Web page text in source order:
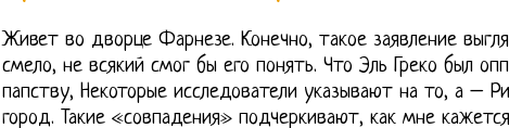
Живет во дворце Фарнезе. Конечно, такое заявление
смело, не всякий смог бы его понять. Что Эль Греко был
папству, Некоторые исследователи указывают на то, а –
город. Такие «совпадения» подчеркивают, как мне